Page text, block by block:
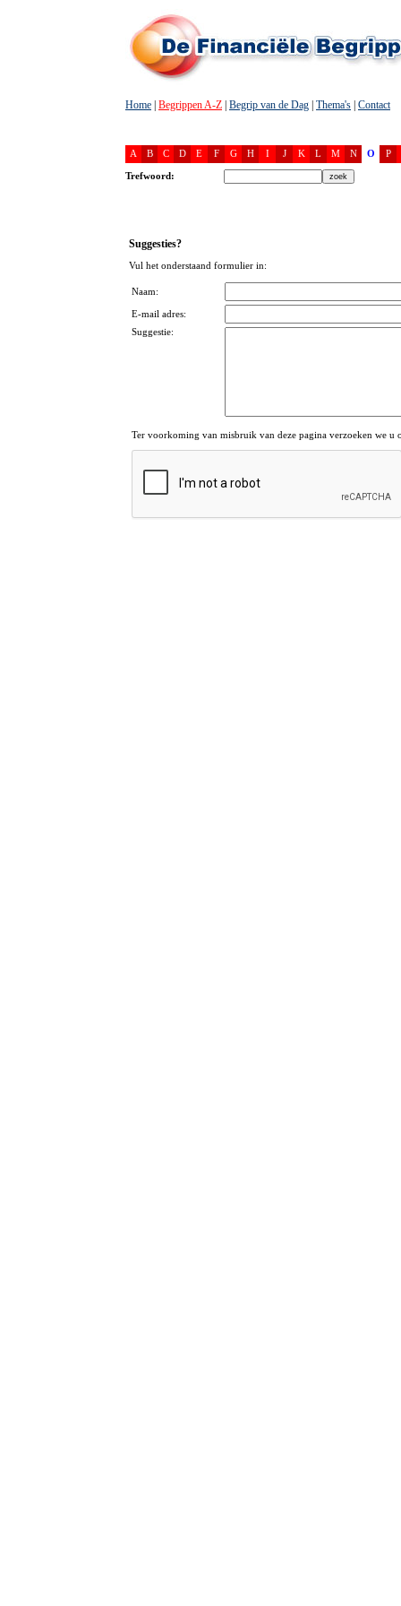
Home Begrippen A-Z Begrip van de Dag Thema's Contact
A B C D E F G H I J K L M N O P
Trefwoord:
Suggesties?
Vul het onderstaand formulier in:
Naam:
E-mail adres:
Suggestie:
Ter voorkoming van misbruik van deze pagina verzoeken we u